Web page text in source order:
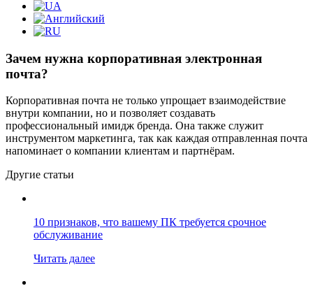
Зачем нужна корпоративная электронная
почта?
Корпоративная почта не только упрощает взаимодействие
внутри компании, но и позволяет создавать
профессиональный имидж бренда. Она также служит
инструментом маркетинга, так как каждая отправленная почта
напоминает о компании клиентам и партнёрам.
Другие статьи
10 признаков, что вашему ПК требуется срочное
обслуживание
Читать далее